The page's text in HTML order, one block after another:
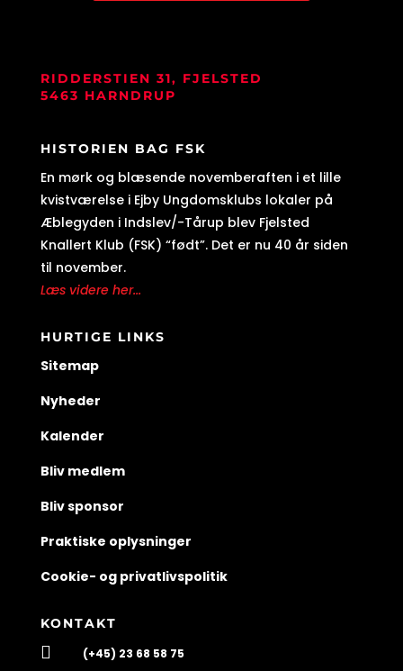
RIDDERSTIEN 31, FJELSTED
5463 HARNDRUP
HISTORIEN BAG FSK
En mørk og blæsende novemberaften i et lille
kvistværelse i Ejby Ungdomsklubs lokaler på
Æblegyden i Indslev/-Tårup blev Fjelsted
Knallert Klub (FSK) “født”. Det er nu 40 år siden
til november.
Læs videre her...
HURTIGE LINKS
Sitemap
Nyheder
Kalender
Bliv medlem
Bliv sponsor
Praktiske oplysninger
Cookie- og privatlivspolitik
KONTAKT
 (+45) 23 68 58 75